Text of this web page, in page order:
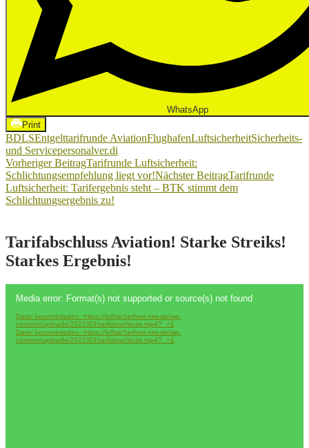
WhatsApp
Print
BDLSEntgelttarifrunde AviationFlughafenLuftsicherheitSicherheits-
und Servicepersonalver.di
Beitragsnavigation
Vorheriger BeitragTarifrunde Luftsicherheit:
Schlichtungsempfehlung liegt vor!Nächster BeitragTarifrunde
Luftsicherheit: Tarifergebnis steht – BTK stimmt dem
Schlichtungsergebnis zu!
Tarifabschluss Aviation! Starke Streiks!
Starkes Ergebnis!
Player
Media error: Format(s) not supported or source(s) not found
Datei herunterladen: https://luftsicherheit-nrw.de/wp-
content/uploads/2022/03/tarifabschluss.mp4?_=1
Datei herunterladen: https://luftsicherheit-nrw.de/wp-
content/uploads/2022/03/tarifabschluss.mp4?_=1